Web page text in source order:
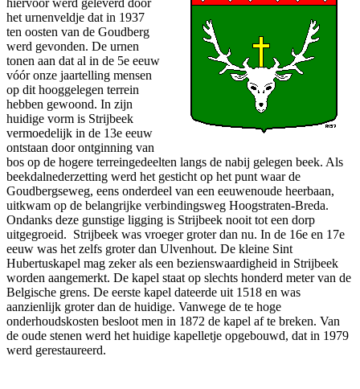
het urnenveldje dat in 1937
ten oosten van de Goudberg
werd gevonden. De urnen
tonen aan dat al in de 5e eeuw
vóór onze jaartelling mensen
op dit hooggelegen terrein
hebben gewoond. In zijn
huidige vorm is Strijbeek
vermoedelijk in de 13e eeuw
ontstaan door ontginning van
bos op de hogere terreingedeelten langs de nabij gelegen beek. Als
beekdalnederzetting werd het gesticht op het punt waar de
Goudbergseweg, eens onderdeel van een eeuwenoude heerbaan,
uitkwam op de belangrijke verbindingsweg Hoogstraten-Breda.
Ondanks deze gunstige ligging is Strijbeek nooit tot een dorp
uitgegroeid. Strijbeek was vroeger groter dan nu. In de 16e en 17e
eeuw was het zelfs groter dan Ulvenhout. De kleine Sint
Hubertuskapel mag zeker als een bezienswaardigheid in Strijbeek
worden aangemerkt. De kapel staat op slechts honderd meter van de
Belgische grens. De eerste kapel dateerde uit 1518 en was
aanzienlijk groter dan de huidige. Vanwege de te hoge
onderhoudskosten besloot men in 1872 de kapel af te breken. Van
de oude stenen werd het huidige kapelletje opgebouwd, dat in 1979
werd gerestaureerd.